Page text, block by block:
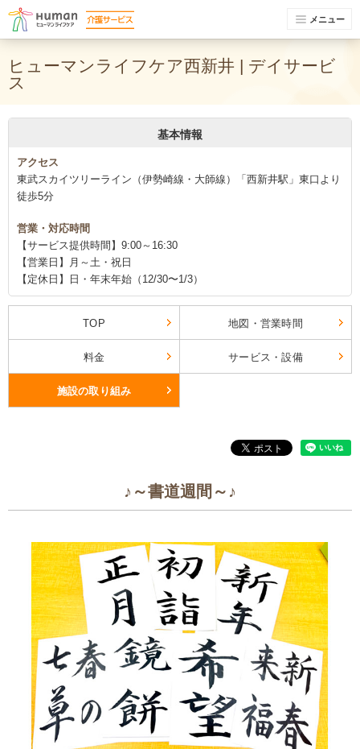
メニュー
ヒューマンライフケア西新井 | デイサービ
ス
基本情報
アクセス
東武スカイツリーライン（伊勢崎線・大師線）「西新井駅」東口より
徒歩5分
営業・対応時間
【サービス提供時間】9:00～16:30
【営業日】月～土・祝日
【定休日】日・年末年始（12/30〜1/3）
TOP 地図・営業時間
料金 サービス・設備
施設の取り組み
♪～書道週間～♪